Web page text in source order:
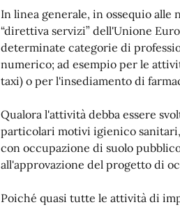
In linea generale, in ossequio
“direttiva servizi” dell'Unione
determinate categorie di
numerico; ad esempio per le
taxi) o per l'insediamento di
Qualora l'attività debba essere
particolari motivi igienico
con occupazione di suolo
all'approvazione del progetto di
Poiché quasi tutte le attività di